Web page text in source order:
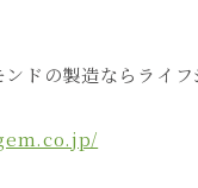
ドの製造ならライ